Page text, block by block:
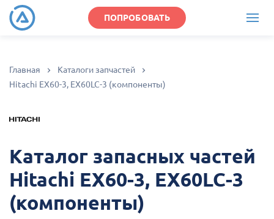
ПОПРОБОВАТЬ
Главная
Каталоги запчастей
Hitachi EX60-3, EX60LC-3 (компоненты)
Каталог запасных частей
Hitachi EX60-3, EX60LC-3
(компоненты)